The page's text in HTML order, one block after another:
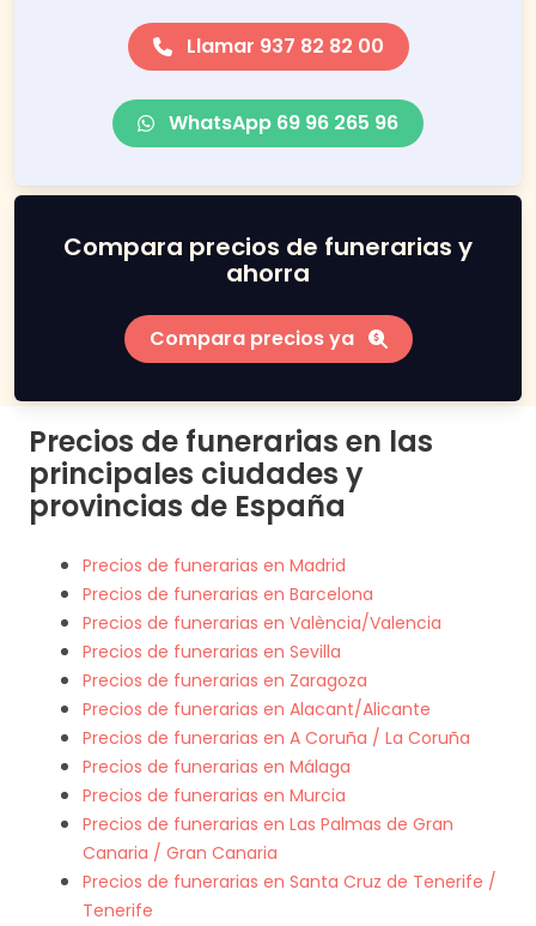
Llamar 937 82 82 00
WhatsApp 69 96 265 96
Compara precios de funerarias y
ahorra
Compara precios ya
Precios de funerarias en las
principales ciudades y
provincias de España
Precios de funerarias en Madrid
Precios de funerarias en Barcelona
Precios de funerarias en València/Valencia
Precios de funerarias en Sevilla
Precios de funerarias en Zaragoza
Precios de funerarias en Alacant/Alicante
Precios de funerarias en A Coruña / La Coruña
Precios de funerarias en Málaga
Precios de funerarias en Murcia
Precios de funerarias en Las Palmas de Gran
Canaria / Gran Canaria
Precios de funerarias en Santa Cruz de Tenerife /
Tenerife